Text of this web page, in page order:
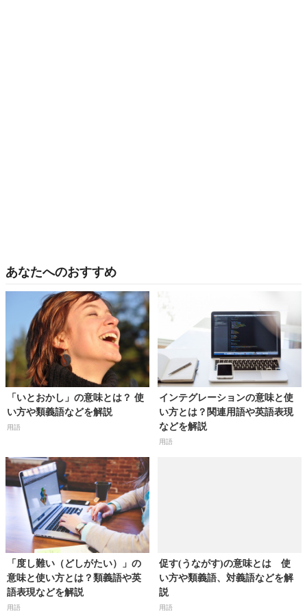
あなたへのおすすめ
「いとおかし」の意味とは？ 使
い方や類義語などを解説
用語
インテグレーションの意味と使
い方とは？関連用語や英語表現
などを解説
用語
「度し難い（どしがたい）」の
意味と使い方とは？類義語や英
語表現などを解説
用語
促す(うながす)の意味とは 使
い方や類義語、対義語などを解
説
用語